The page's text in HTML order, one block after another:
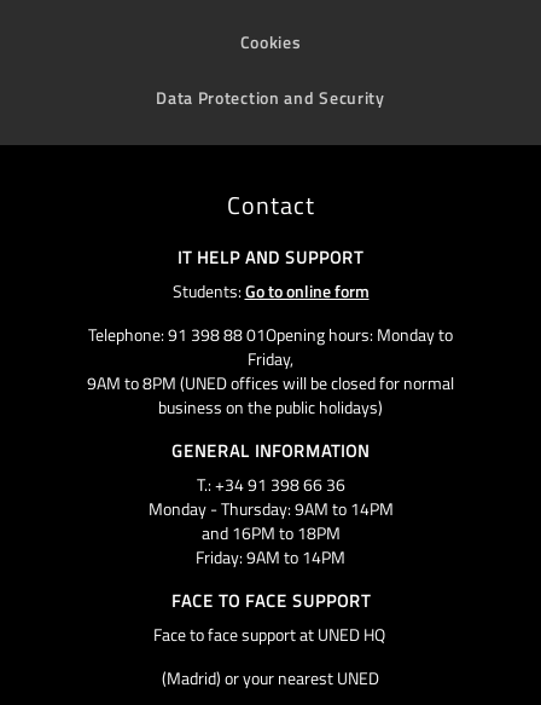
Cookies
Data Protection and Security
Contact
IT HELP AND SUPPORT
Students:Go to online form
Telephone: 91 398 88 01Opening hours: Monday to
Friday,
9AM to 8PM (UNED offices will be closed for normal
business on the public holidays)
GENERAL INFORMATION
T.: +34 91 398 66 36
Monday - Thursday: 9AM to 14PM
and 16PM to 18PM
Friday: 9AM to 14PM
FACE TO FACE SUPPORT
Face to face support at UNED HQ
(Madrid) or your nearest UNED